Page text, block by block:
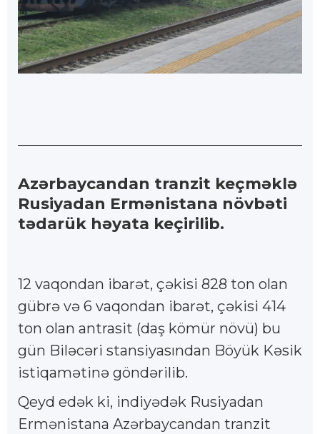
Azərbaycandan tranzit keçməklə
Rusiyadan Ermənistana növbəti
tədarük həyata keçirilib.
12 vaqondan ibarət, çəkisi 828 ton olan
gübrə və 6 vaqondan ibarət, çəkisi 414
ton olan antrasit (daş kömür növü) bu
gün Biləcəri stansiyasından Böyük Kəsik
istiqamətinə göndərilib.
Qeyd edək ki, indiyədək Rusiyadan
Ermənistana Azərbaycandan tranzit